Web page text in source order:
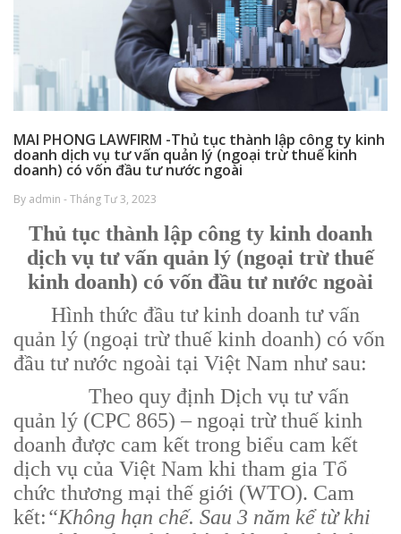
MAI PHONG LAWFIRM -Thủ tục thành lập công ty kinh
doanh dịch vụ tư vấn quản lý (ngoại trừ thuế kinh
doanh) có vốn đầu tư nước ngoài
By admin - Tháng Tư 3, 2023
Thủ tục thành lập công ty kinh doanh
dịch vụ tư vấn quản lý (ngoại trừ thuế
kinh doanh) có vốn đầu tư nước ngoài
Hình thức đầu tư kinh doanh tư vấn
quản lý (ngoại trừ thuế kinh doanh) có vốn
đầu tư nước ngoài tại Việt Nam như sau:
Theo quy định Dịch vụ tư vấn
quản lý (CPC 865) – ngoại trừ thuế kinh
doanh được cam kết trong biểu cam kết
dịch vụ của Việt Nam khi tham gia Tổ
chức thương mại thế giới (WTO). Cam
kết:“Không hạn chế. Sau 3 năm kể từ khi